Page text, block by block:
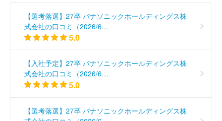
【選考落選】27卒 パナソニックホールディングス株
式会社の口コミ（2026/6…
5.0
【入社予定】27卒 パナソニックホールディングス株
式会社の口コミ（2026/6…
5.0
【選考落選】27卒 パナソニックホールディングス株